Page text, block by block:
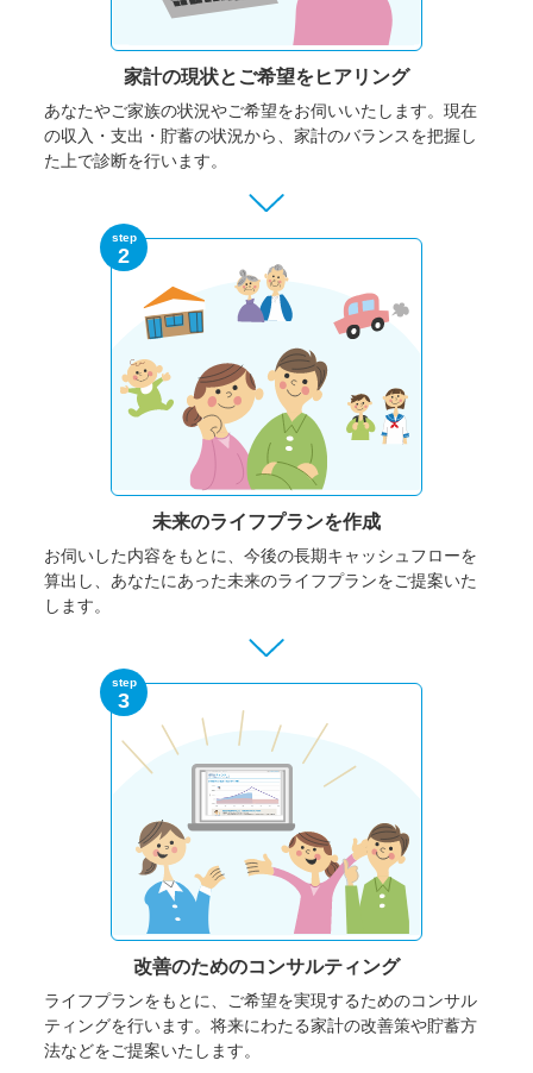
家計の現状と ご希望をヒアリング
あなたやご家族の状況やご希望をお伺いいたします。 現在
の収入・支出・貯蓄の状況から、家計のバランスを把握し
た上で診断を行います。
step
2
未来のライフプランを作成
お伺いした内容をもとに、今後の長期キャッシュフローを
算出し、あなたにあった未来のライフプランをご提案いた
します。
step
3
改善のためのコンサルティング
ライフプランをもとに、ご希望を実現するためのコンサル
ティングを行います。将来にわたる家計の改善策や貯蓄方
法などをご提案いたします。